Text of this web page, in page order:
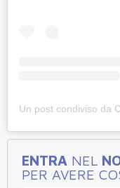
ENTRA NEL
PER AVERE